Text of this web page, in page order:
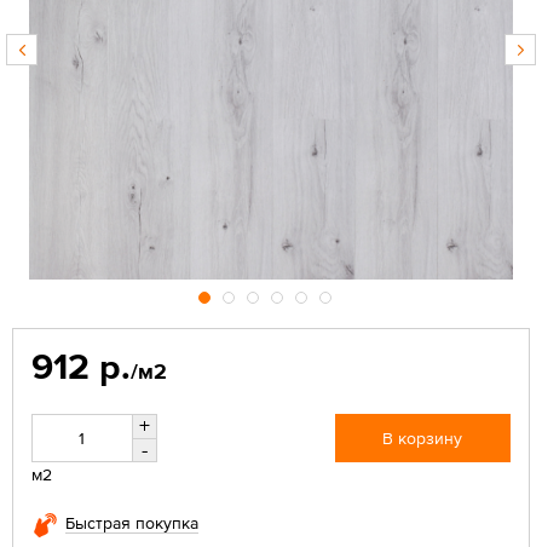
912 р./м2
+
-
м2
В корзину
Быстрая покупка